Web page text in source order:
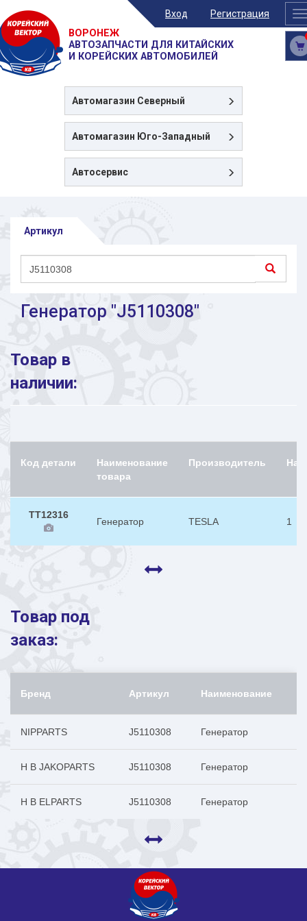
Вход Регистрация
ВОРОНЕЖ
АВТОЗАПЧАСТИ ДЛЯ КИТАЙСКИХ
И КОРЕЙСКИХ АВТОМОБИЛЕЙ
Автомагазин Северный
Автомагазин Юго-Западный
Автосервис
Артикул
Генератор "J5110308"
Товар в
наличии:
Код детали
Наименование
товара
Производитель
TT12316
Генератор TESLA 1
Товар под
заказ:
Бренд Артикул Наименование
NIPPARTS J5110308 Генератор
H B JAKOPARTS J5110308 Генератор
H B ELPARTS J5110308 Генератор